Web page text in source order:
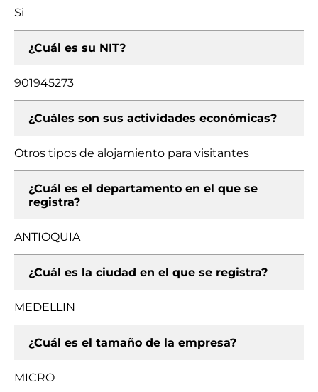
Si
¿Cuál es su NIT?
901945273
¿Cuáles son sus actividades económicas?
Otros tipos de alojamiento para visitantes
¿Cuál es el departamento en el que se
registra?
ANTIOQUIA
¿Cuál es la ciudad en el que se registra?
MEDELLIN
¿Cuál es el tamaño de la empresa?
MICRO